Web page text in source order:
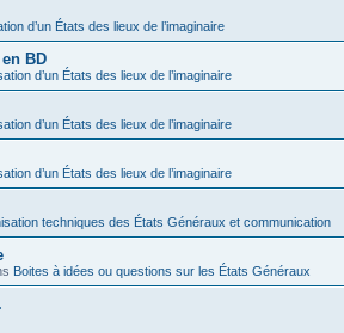
d’un États des lieux de l’imaginaire
BD
d’un États des lieux de l’imaginaire
d’un États des lieux de l’imaginaire
d’un États des lieux de l’imaginaire
techniques des États Généraux et communication
Boites à idées ou questions sur les États Généraux